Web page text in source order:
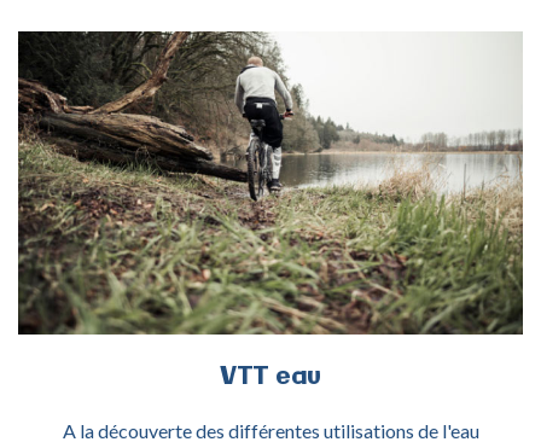
ACTIVITÉ VTT EAU
VTT eau
A la découverte des différentes utilisations de l'eau